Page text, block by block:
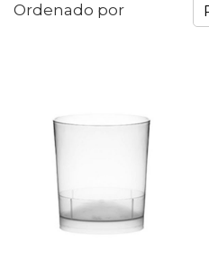
Ordenado por